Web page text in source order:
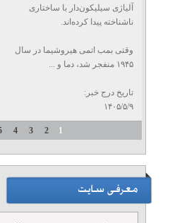
آلیاژی سیلیکون‌دار با ساختاری
ناشناخته پیدا کرده‌اند.
وقتی بمب اتمی هیروشیما در سال
۱۹۴۵ منفجر شد، دما و ...
تاریخ درج خبر:
۱۴۰۵/۵/۹
1
2
3
4